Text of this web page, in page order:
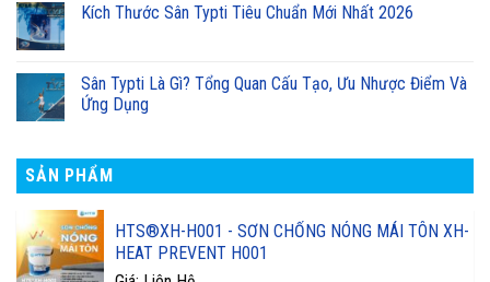
Kích Thước Sân Typti Tiêu Chuẩn Mới Nhất 2026
Sân Typti Là Gì? Tổng Quan Cấu Tạo, Ưu Nhược Điểm Và
Ứng Dụng
SẢN PHẨM
HTS®XH-H001 - SƠN CHỐNG NÓNG MÁI TÔN XH-
HEAT PREVENT H001